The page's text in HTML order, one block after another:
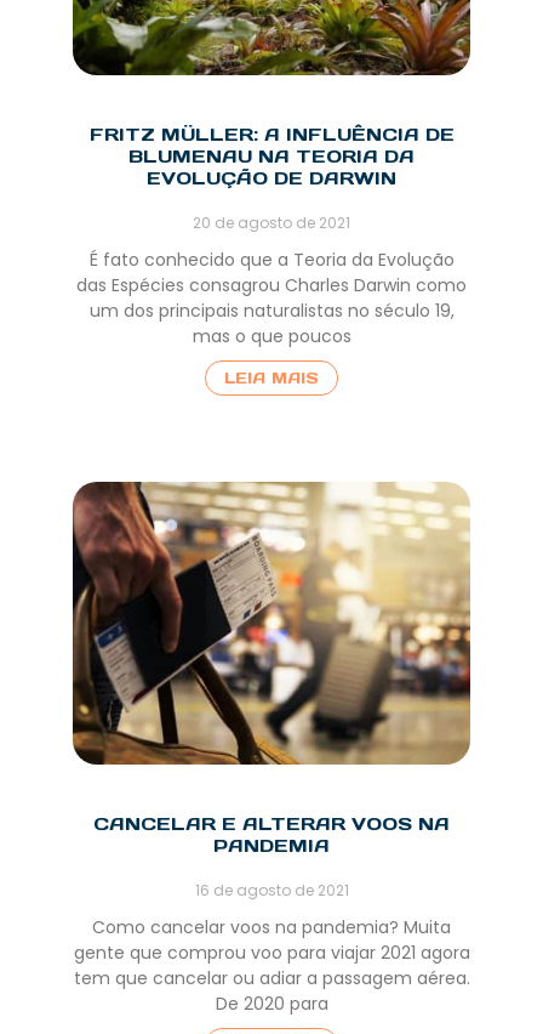
FRITZ MÜLLER: A INFLUÊNCIA DE
BLUMENAU NA TEORIA DA
EVOLUÇÃO DE DARWIN
20 de agosto de 2021
É fato conhecido que a Teoria da Evolução
das Espécies consagrou Charles Darwin como
um dos principais naturalistas no século 19,
mas o que poucos
LEIA MAIS
CANCELAR E ALTERAR VOOS NA
PANDEMIA
16 de agosto de 2021
Como cancelar voos na pandemia? Muita
gente que comprou voo para viajar 2021 agora
tem que cancelar ou adiar a passagem aérea.
De 2020 para